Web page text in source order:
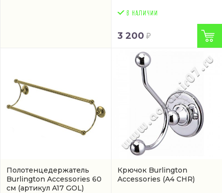
3 200
Полотенцедержатель
Burlington Accessories 60
см (артикул A17 GOL)
Крючок Burlington
Accessories (A4 CHR)